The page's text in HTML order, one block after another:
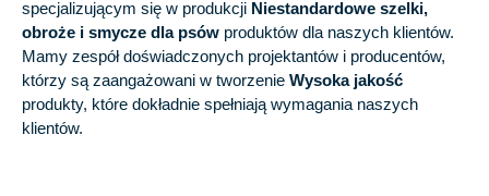
specjalizującym się w produkcji Niestandardowe szelki,
obroże i smycze dla psów produktów dla naszych klientów.
Mamy zespół doświadczonych projektantów i producentów,
którzy są zaangażowani w tworzenie Wysoka jakość
produkty, które dokładnie spełniają wymagania naszych
klientów.